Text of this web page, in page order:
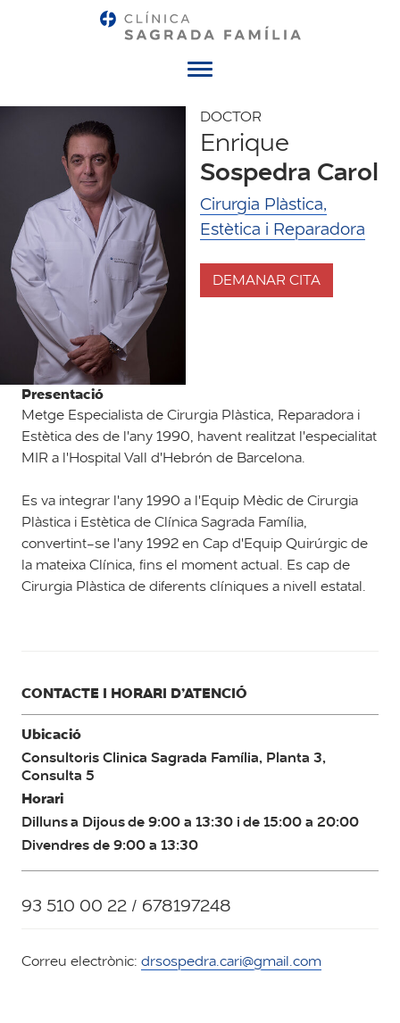
DOCTOR
Enrique
Sospedra Carol
Cirurgia Plàstica,
Estètica i Reparadora
DEMANAR CITA
Presentació
Metge Especialista de Cirurgia Plàstica, Reparadora i
Estètica des de l'any 1990, havent realitzat l'especialitat
MIR a l'Hospital Vall d'Hebrón de Barcelona.
Es va integrar l'any 1990 a l'Equip Mèdic de Cirurgia
Plàstica i Estètica de Clínica Sagrada Família,
convertint-se l'any 1992 en Cap d'Equip Quirúrgic de
la mateixa Clínica, fins el moment actual. Es cap de
Cirurgia Plàstica de diferents clíniques a nivell estatal.
CONTACTE I HORARI D’ATENCIÓ
Ubicació
Consultoris Clinica Sagrada Família, Planta 3,
Consulta 5
Horari
Dilluns a Dijous de 9:00 a 13:30 i de 15:00 a 20:00
Divendres de 9:00 a 13:30
93 510 00 22 / 678197248
Correu electrònic: drsospedra.cari@gmail.com